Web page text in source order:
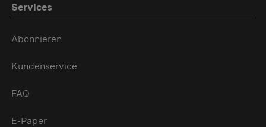
Services
Abonnieren
Kundenservice
FAQ
E-Paper